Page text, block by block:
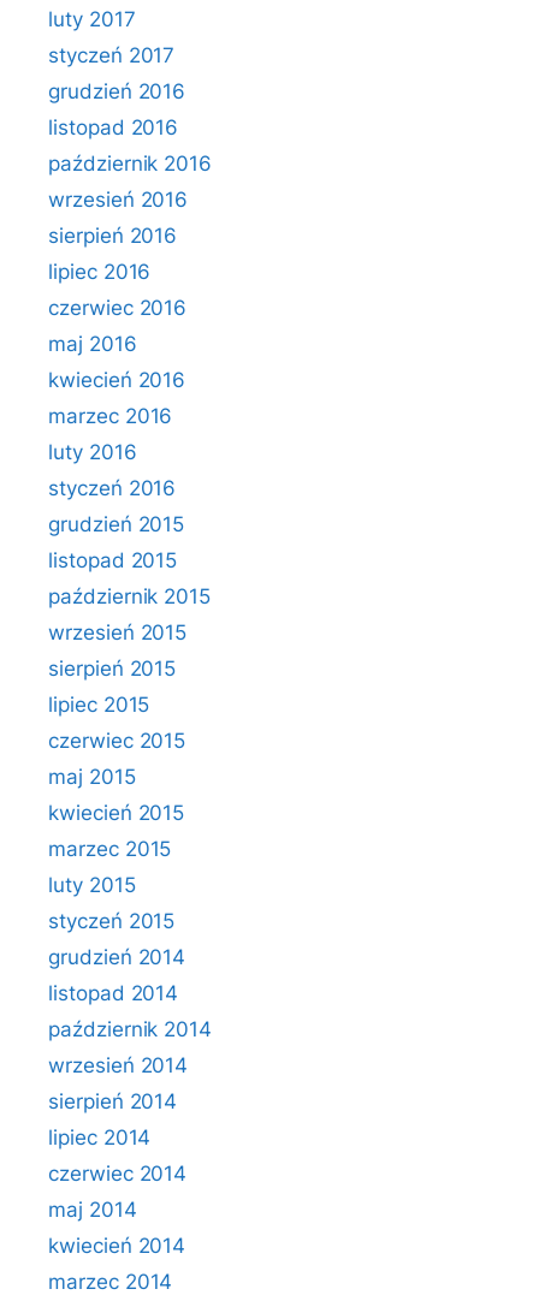
luty 2017
styczeń 2017
grudzień 2016
listopad 2016
październik 2016
wrzesień 2016
sierpień 2016
lipiec 2016
czerwiec 2016
maj 2016
kwiecień 2016
marzec 2016
luty 2016
styczeń 2016
grudzień 2015
listopad 2015
październik 2015
wrzesień 2015
sierpień 2015
lipiec 2015
czerwiec 2015
maj 2015
kwiecień 2015
marzec 2015
luty 2015
styczeń 2015
grudzień 2014
listopad 2014
październik 2014
wrzesień 2014
sierpień 2014
lipiec 2014
czerwiec 2014
maj 2014
kwiecień 2014
marzec 2014